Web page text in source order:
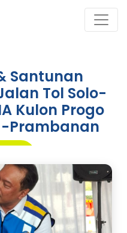
Santunan
Tol Solo-
Kulon Progo
Prambanan